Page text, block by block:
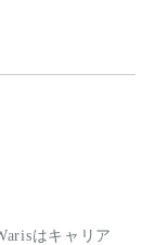
はキャリア